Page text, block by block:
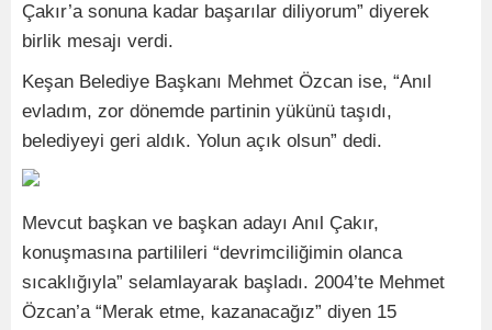
Çakır’a sonuna kadar başarılar diliyorum” diyerek
birlik mesajı verdi.
Keşan Belediye Başkanı Mehmet Özcan ise, “Anıl
evladım, zor dönemde partinin yükünü taşıdı,
belediyeyi geri aldık. Yolun açık olsun” dedi.
Mevcut başkan ve başkan adayı Anıl Çakır,
konuşmasına partilileri “devrimciliğimin olanca
sıcaklığıyla” selamlayarak başladı. 2004’te Mehmet
Özcan’a “Merak etme, kazanacağız” diyen 15